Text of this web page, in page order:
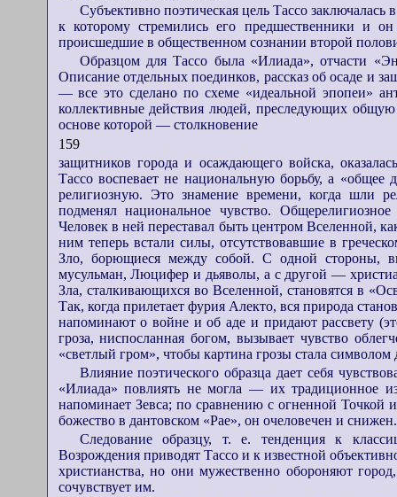
Субъективно поэтическая цель Тассо
к которому стремились его предшественники и
происшедшие в общественном сознании второй
Образцом для Тассо была «Илиада», отчасти
Описание отдельных поединков, рассказ об осаде и
— все это сделано по схеме «идеальной эпопеи»
коллективные действия людей, преследующих
основе которой — столкновение
159
защитников города и осаждающего войска,
Тассо воспевает не национальную борьбу, а «общее
религиозную. Это знамение времени, когда шли
подменял национальное чувство.
Человек в ней переставал быть центром Вселенной,
ним теперь встали силы, отсутствовавшие в
Зло, борющиеся между собой. С одной стороны,
мусульман, Люцифер и дьяволы, а с другой —
Зла, сталкивающихся во Вселенной, становятся в
Так, когда прилетает фурия Алекто, вся природа
напоминают о войне и об аде и придают рассвету
гроза, ниспосланная богом, вызывает чувство
«светлый гром», чтобы картина грозы стала символом
Влияние поэтического образца дает себя
«Илиада» повлиять не могла — их традиционное
напоминает Зевса; по сравнению с огненной
божество в дантовском «Рае», он очеловечен и снижен.
Следование образцу, т. е. тенденция к
Возрождения приводят Тассо и к известной
христианства, но они мужественно обороняют
сочувствует им.